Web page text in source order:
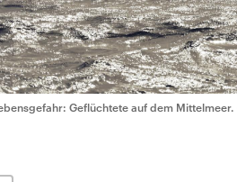
Geflüchtete auf dem Mittelmeer.